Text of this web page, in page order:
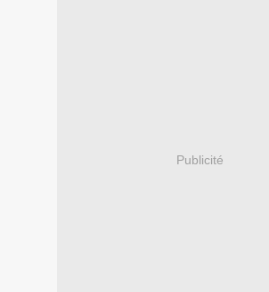
Publicité